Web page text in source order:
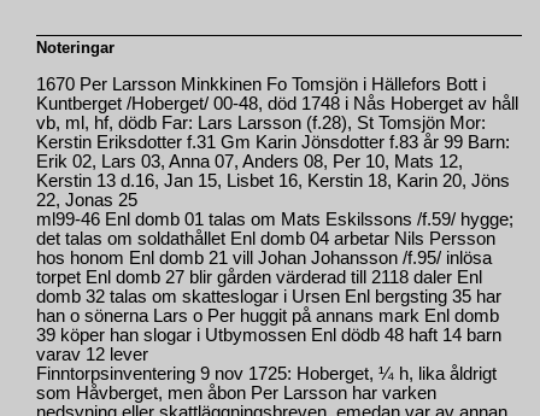
Noteringar
1670 Per Larsson Minkkinen Fo Tomsjön i Hällefors Bott i
Kuntberget /Hoberget/ 00-48, död 1748 i Nås Hoberget av håll
vb, ml, hf, dödb Far: Lars Larsson (f.28), St Tomsjön Mor:
Kerstin Eriksdotter f.31 Gm Karin Jönsdotter f.83 år 99 Barn:
Erik 02, Lars 03, Anna 07, Anders 08, Per 10, Mats 12,
Kerstin 13 d.16, Jan 15, Lisbet 16, Kerstin 18, Karin 20, Jöns
22, Jonas 25
ml99-46 Enl domb 01 talas om Mats Eskilssons /f.59/ hygge;
det talas om soldathållet Enl domb 04 arbetar Nils Persson
hos honom Enl domb 21 vill Johan Johansson /f.95/ inlösa
torpet Enl domb 27 blir gården värderad till 2118 daler Enl
domb 32 talas om skatteslogar i Ursen Enl bergsting 35 har
han o sönerna Lars o Per huggit på annans mark Enl domb
39 köper han slogar i Utbymossen Enl dödb 48 haft 14 barn
varav 12 lever
Finntorpsinventering 9 nov 1725: Hoberget, ¼ h, lika åldrigt
som Håvberget, men åbon Per Larsson har varken